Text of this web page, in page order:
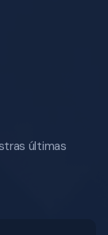
últimas